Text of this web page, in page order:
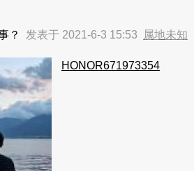
？ 发表于 2021-6-3 15:53 属地未知
HONOR671973354